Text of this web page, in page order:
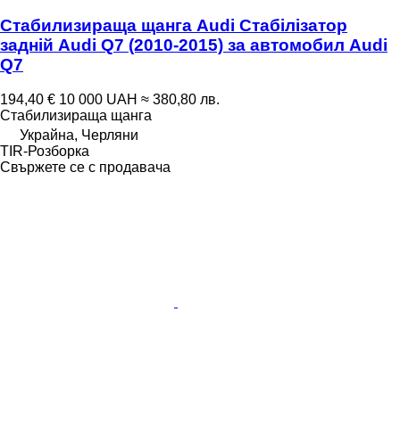
Стабилизираща щанга Audi Стабілізатор
задній Audi Q7 (2010-2015) за автомобил Audi
Q7
194,40 € 10 000 UAH ≈ 380,80 лв.
Стабилизираща щанга
Украйна, Черляни
TIR-Розборка
Свържете се с продавача